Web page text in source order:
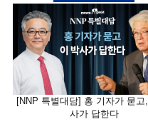
[NNP 특별대담] 홍 기자가 묻고
사가 답한다